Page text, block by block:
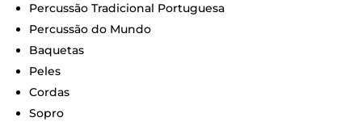
Percussão Tradicional Portuguesa
Percussão do Mundo
Baquetas
Peles
Cordas
Sopro